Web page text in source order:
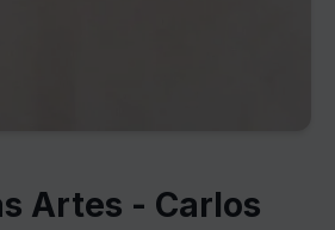
Artes - Carlos